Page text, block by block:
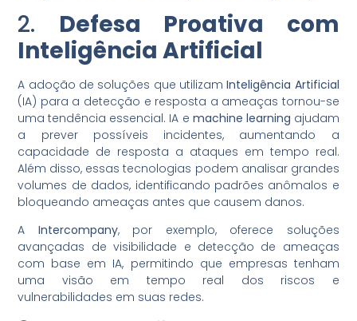
2. Defesa Proativa com
Inteligência Artificial
A adoção de soluções que utilizamInteligência Artificial
(IA) para a detecção e resposta a ameaças tornou-se
uma tendência essencial. IA e machine learning ajudam
a prever possíveis incidentes, aumentando a
capacidade de resposta a ataques em tempo real.
Além disso, essas tecnologias podem analisar grandes
volumes de dados, identificando padrões anômalos e
bloqueando ameaças antes que causem danos.
A Intercompany, por exemplo, oferece soluções
avançadas de visibilidade e detecção de ameaças
com base em IA, permitindo que empresas tenham
uma visão em tempo real dos riscos e
vulnerabilidades em suas redes.